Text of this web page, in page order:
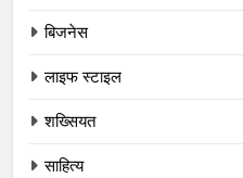
बिजनेस
लाइफ स्टाइल
शख्सियत
साहित्य